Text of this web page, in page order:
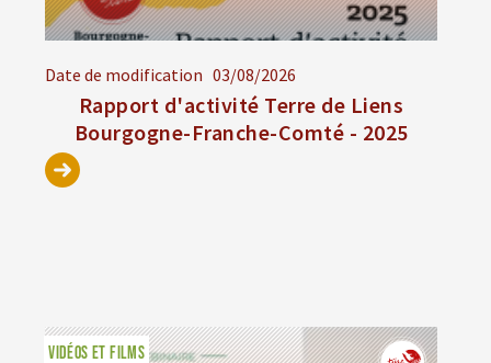
Date de modification 03/08/2026
Rapport d'activité Terre de Liens
Bourgogne-Franche-Comté - 2025
VIDÉOS ET FILMS